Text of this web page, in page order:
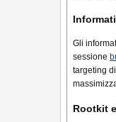
Gli
sessione
targeting
Rootkit